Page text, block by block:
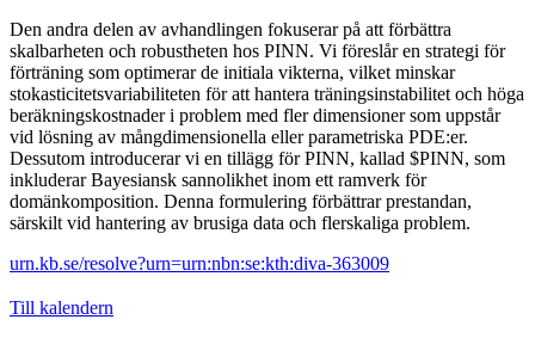
Den andra delen av avhandlingen fokuserar på att förbättra
skalbarheten och robustheten hos PINN. Vi föreslår en strategi för
förträning som optimerar de initiala vikterna, vilket minskar
stokasticitetsvariabiliteten för att hantera träningsinstabilitet och höga
beräkningskostnader i problem med fler dimensioner som uppstår
vid lösning av mångdimensionella eller parametriska PDE:er.
Dessutom introducerar vi en tillägg för PINN, kallad $PINN, som
inkluderar Bayesiansk sannolikhet inom ett ramverk för
domänkomposition. Denna formulering förbättrar prestandan,
särskilt vid hantering av brusiga data och flerskaliga problem.
urn.kb.se/resolve?urn=urn:nbn:se:kth:diva-363009
Till kalendern